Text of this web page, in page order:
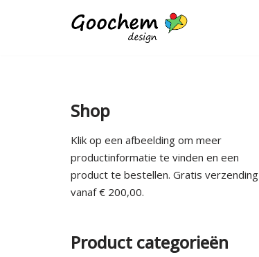
Shop
Klik op een afbeelding om meer
productinformatie te vinden en een
product te bestellen. Gratis verzending
vanaf € 200,00.
Product categorieën